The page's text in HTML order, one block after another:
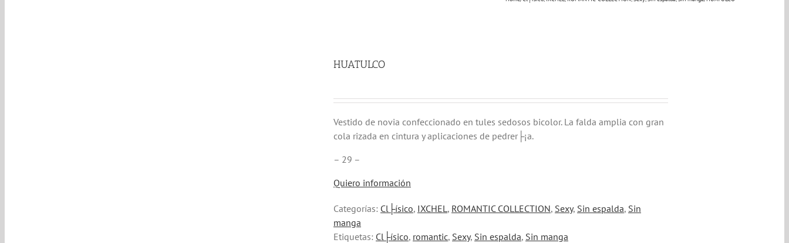
HUATULCO
Vestido de novia confeccionado en tules sedosos bicolor. La falda amplia con gran
cola rizada en cintura y aplicaciones de pedrer├¡a.
– 29 –
Quiero información
Categorías: Cl├ísico, IXCHEL, ROMANTIC COLLECTION, Sexy, Sin espalda, Sin
manga
Etiquetas: Cl├ísico, romantic, Sexy, Sin espalda, Sin manga